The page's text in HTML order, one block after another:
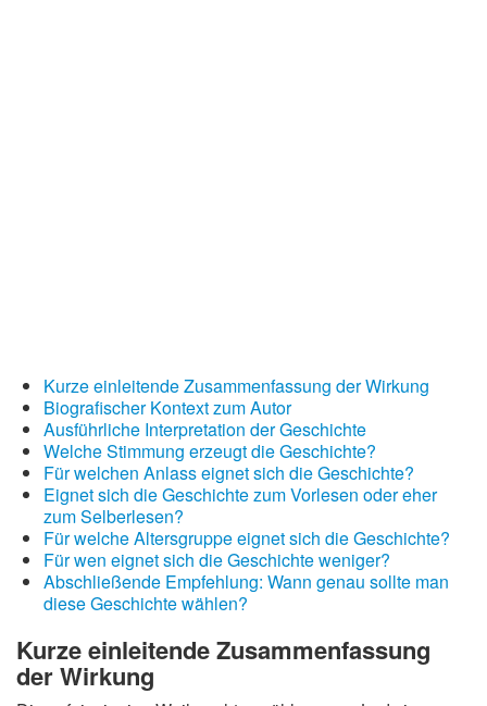
Kurze einleitende Zusammenfassung der Wirkung
Biografischer Kontext zum Autor
Ausführliche Interpretation der Geschichte
Welche Stimmung erzeugt die Geschichte?
Für welchen Anlass eignet sich die Geschichte?
Eignet sich die Geschichte zum Vorlesen oder eher
zum Selberlesen?
Für welche Altersgruppe eignet sich die Geschichte?
Für wen eignet sich die Geschichte weniger?
Abschließende Empfehlung: Wann genau sollte man
diese Geschichte wählen?
Kurze einleitende Zusammenfassung
der Wirkung